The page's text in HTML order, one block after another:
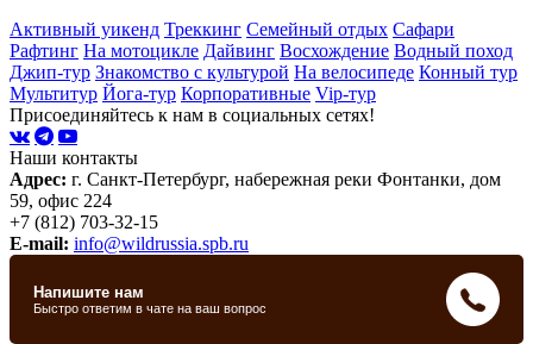
Активный уикенд Треккинг Семейный отдых Сафари
Рафтинг На мотоцикле Дайвинг Восхождение Водный поход
Джип-тур Знакомство с культурой На велосипеде Конный тур
Мультитур Йога-тур Корпоративные Vip-тур
Присоединяйтесь к нам в социальных сетях!
Наши контакты
Адрес: г. Санкт-Петербург, набережная реки Фонтанки, дом
59, офис 224
+7 (812) 703-32-15
E-mail: info@wildrussia.spb.ru